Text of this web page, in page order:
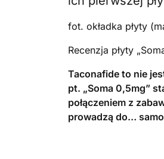
fot. okładka płyty
Recenzja płyty
Taconafide to nie
pt. „Soma 0,5mg”
połączeniem z
prowadzą do…